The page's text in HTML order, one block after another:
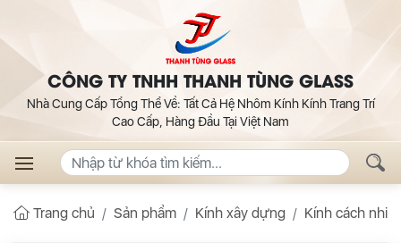
CÔNG TY TNHH THANH TÙNG GLASS
Nhà Cung Cấp Tổng Thể Về: Tất Cả Hệ Nhôm Kính Kính Trang Trí
Cao Cấp, Hàng Đầu Tại Việt Nam
Trang chủ Sản phẩm Kính xây dựng Kính cách